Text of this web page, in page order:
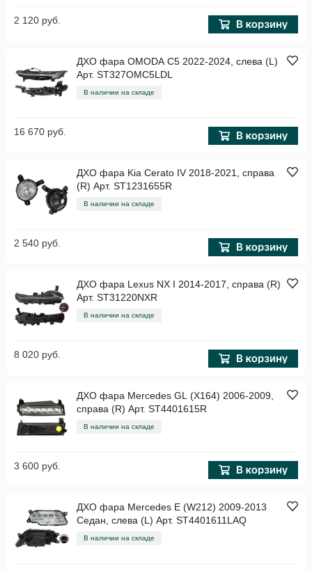
2 120 руб.
ДХО фара OMODA C5 2022-2024, слева (L)
Арт. ST327OMC5LDL
В наличии на складе
16 670 руб.
ДХО фара Kia Cerato IV 2018-2021, справа
(R) Арт. ST1231655R
В наличии на складе
2 540 руб.
ДХО фара Lexus NX I 2014-2017, справа (R)
Арт. ST31220NXR
В наличии на складе
8 020 руб.
ДХО фара Mercedes GL (X164) 2006-2009,
справа (R) Арт. ST4401615R
В наличии на складе
3 600 руб.
ДХО фара Mercedes E (W212) 2009-2013
Седан, слева (L) Арт. ST4401611LAQ
В наличии на складе